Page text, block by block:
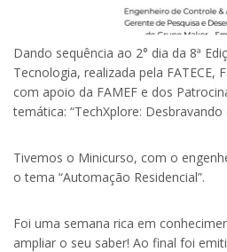
Dando sequência ao 2° dia da 8ª
Tecnologia, realizada pela FATECE,
com apoio da FAMEF e dos
temática: “TechXplore: Desbravando
Tivemos o Minicurso, com o
o tema “Automação Residencial”.
Foi uma semana rica em
ampliar o seu saber! Ao final foi